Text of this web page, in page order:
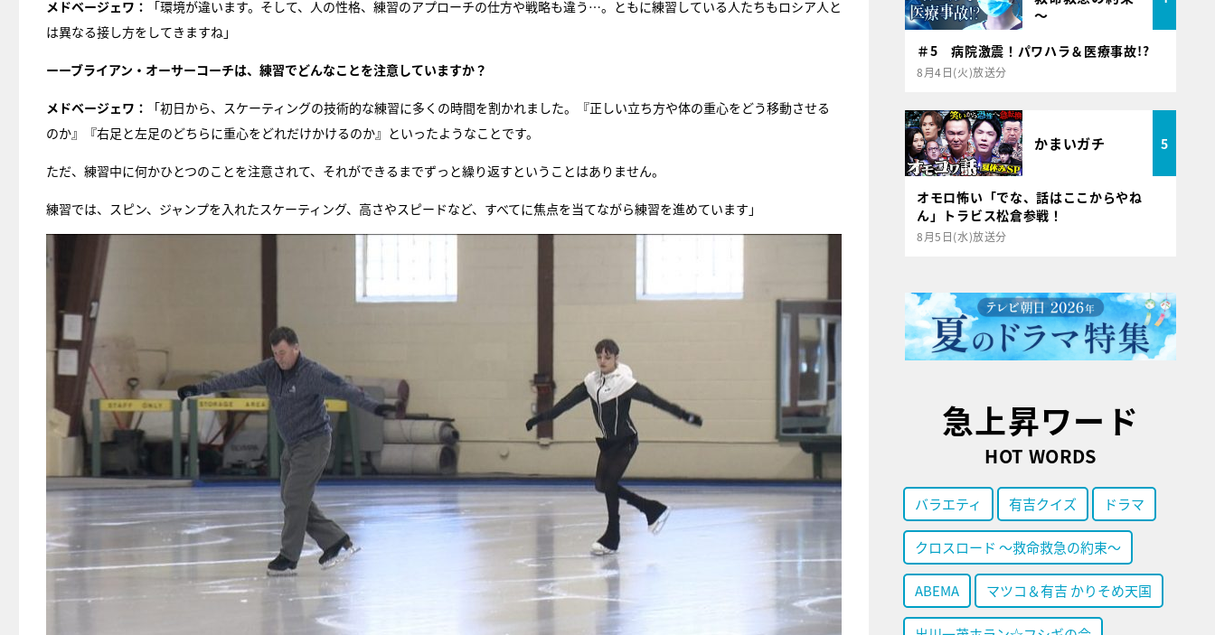
メドベージェワ：
「環境が違います。そして、人の性格、練習のアプローチの仕方や戦略も違う…。ともに練習している人たちもロシア人と
は異なる接し方をしてきますね」
ーーブライアン・オーサーコーチは、練習でどんなことを注意していますか？
メドベージェワ：
「初日から、スケーティングの技術的な練習に多くの時間を割かれました。『正しい立ち方や体の重心をどう移動させる
のか』『右足と左足のどちらに重心をどれだけかけるのか』といったようなことです。
ただ、練習中に何かひとつのことを注意されて、それができるまでずっと繰り返すということはありません。
練習では、スピン、ジャンプを入れたスケーティング、高さやスピードなど、すべてに焦点を当てながら練習を進めています」
～
＃5 病院激震！パワハラ＆医療事故!?
8月4日(火)放送分
かまいガチ 5
オモロ怖い「でな、話はここからやね
ん」トラビス松倉参戦！
8月5日(水)放送分
急上昇ワード
HOT WORDS
バラエティ 有吉クイズ ドラマ
クロスロード ～救命救急の約束～
ABEMA マツコ＆有吉 かりそめ天国